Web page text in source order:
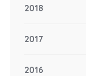
2018
2017
2016